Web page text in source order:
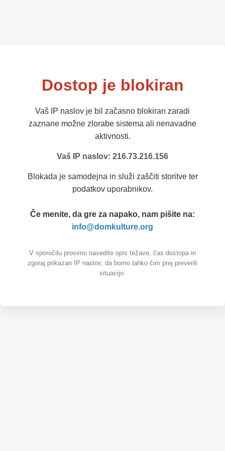
Dostop je blokiran
Vaš IP naslov je bil začasno blokiran zaradi
zaznane možne zlorabe sistema ali nenavadne
aktivnosti.
Vaš IP naslov: 216.73.216.156
Blokada je samodejna in služi zaščiti storitve ter
podatkov uporabnikov.
Če menite, da gre za napako, nam pišite na:
info@domkulture.org
V sporočilu prosimo navedite opis težave, čas dostopa in
zgoraj prikazan IP naslov, da bomo lahko čim prej preverili
situacijo.